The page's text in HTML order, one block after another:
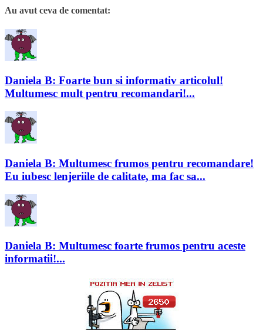
Au avut ceva de comentat:
Daniela B: Foarte bun si informativ articolul!
Multumesc mult pentru recomandari!...
Daniela B: Multumesc frumos pentru recomandare!
Eu iubesc lenjeriile de calitate, ma fac sa...
Daniela B: Multumesc foarte frumos pentru aceste
informatii!...